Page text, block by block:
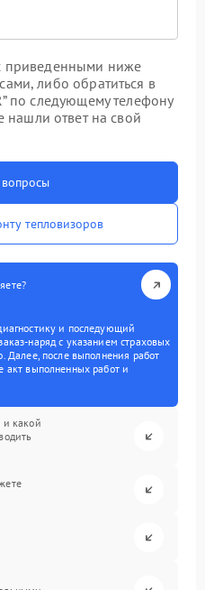
приведенными ниже
либо обратиться в
по следующему телефону
нашли ответ на свой
тепловизоров
и последующий
наряд с указанием страховых
Далее, после выполнения работ
акт выполненных работ и
и какой